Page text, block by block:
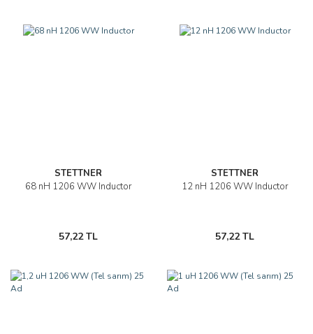
STETTNER
68 nH 1206 WW Inductor
57,22 TL
STETTNER
12 nH 1206 WW Inductor
57,22 TL